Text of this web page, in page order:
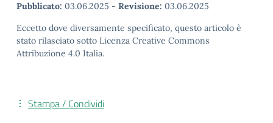
Pubblicato: 03.06.2025 - Revisione: 03.06.2025
Eccetto dove diversamente specificato, questo articolo è
stato rilasciato sotto Licenza Creative Commons
Attribuzione 4.0 Italia.
Stampa / Condividi